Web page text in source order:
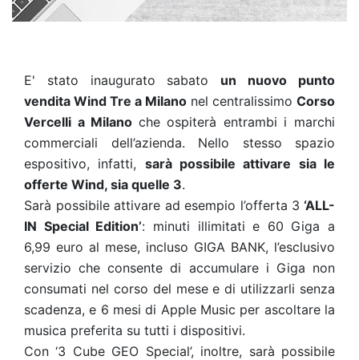
E' stato inaugurato sabato un nuovo punto
vendita Wind Tre a Milano nel centralissimo Corso
Vercelli a Milano che ospiterà entrambi i marchi
commerciali dell’azienda. Nello stesso spazio
espositivo, infatti, sarà possibile attivare sia le
offerte Wind, sia quelle 3.
Sarà possibile attivare ad esempio l’offerta 3 ‘ALL-
IN Special Edition’: minuti illimitati e 60 Giga a
6,99 euro al mese, incluso GIGA BANK, l’esclusivo
servizio che consente di accumulare i Giga non
consumati nel corso del mese e di utilizzarli senza
scadenza, e 6 mesi di Apple Music per ascoltare la
musica preferita su tutti i dispositivi.
Con ‘3 Cube GEO Special’, inoltre, sarà possibile